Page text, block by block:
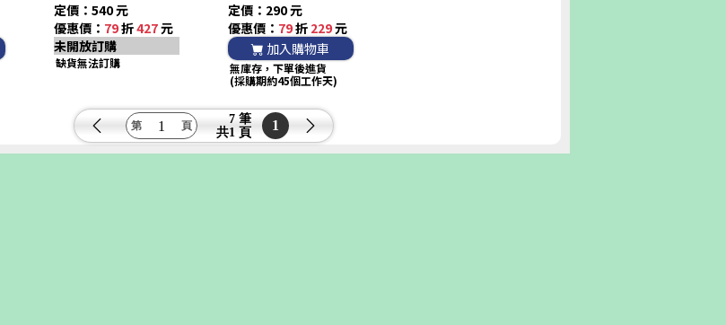
定價：540 元
優惠價： 79折427元
未開放訂購
缺貨無法訂購
定價：290 元
優惠價： 79折 229元
加入購物車
無庫存，下單後進貨
(採購期約45個工作天)
共
7 筆
1 頁
1